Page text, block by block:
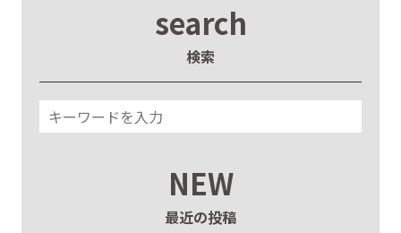
search
検索
NEW
最近の投稿